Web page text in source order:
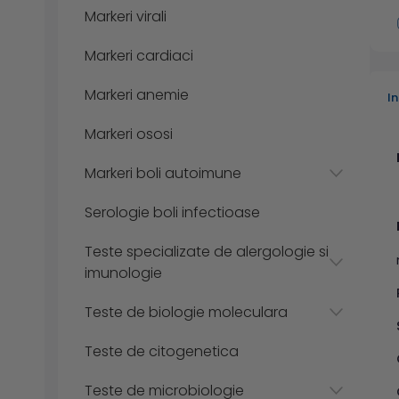
Markeri virali
Markeri cardiaci
Markeri anemie
Markeri ososi
Markeri boli autoimune
Serologie boli infectioase
Teste specializate de alergologie si
imunologie
Teste de biologie moleculara
Teste de citogenetica
Teste de microbiologie